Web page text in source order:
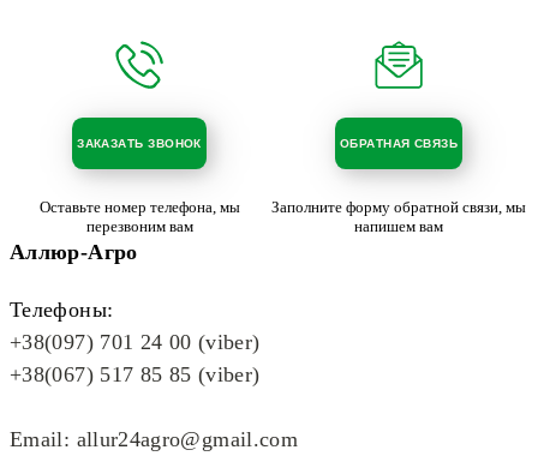
ЗАКАЗАТЬ ЗВОНОК
Оставьте номер телефона, мы
перезвоним вам
ОБРАТНАЯ СВЯЗЬ
Заполните форму обратной связи, мы
напишем вам
Аллюр-Агро
Телефоны:
+38(097) 701 24 00 (viber)
+38(067) 517 85 85 (viber)
Email: allur24agro@gmail.com